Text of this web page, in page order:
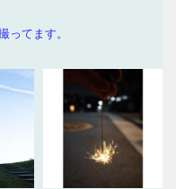
ってます。